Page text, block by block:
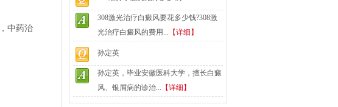
中药治
308激光治疗白癜风要花多少钱?308激
光治疗白癜风的费用... 【详细】
孙定英
孙定英，毕业安徽医科大学，擅长白癜
风、银屑病的诊治... 【详细】